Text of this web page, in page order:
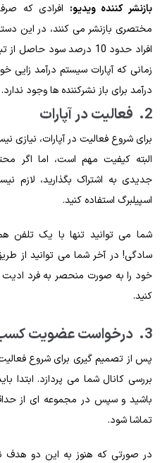
بازنشر کننده ویدیو: افرادی که
مختصری بازنشر می‌ کنند، در این
افراد حدود 10 درصد سود
زمانی که آپارات سیستم درآمد زایی
درآمد برای باز نشرکننده‌ ها وجود ندارد.
2. فعالیت در آپارات
برای شروع فعالیت در آپارات، نیازی
البته کیفیت مهم است، اما اگر
جدیدی به اشتراک بگذارید، لازم
اسپیلبرگ استفاده کنید.
شما می توانید تنها با یک تلفن
سادگی! در آخر شما می توانید از
خود را به صورت منحصر به فرد ادیت
کنید.
3. درخواست عضویت کسب درآمد در آپارات
پس از تصمیم‌ گیری برای شروع
تماشا شود.
در صورتی که هنوز به این دو هدف